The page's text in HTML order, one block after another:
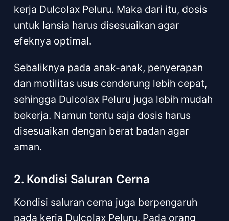
kerja Dulcolax Peluru. Maka dari itu, dosis
untuk lansia harus disesuaikan agar
efeknya optimal.
Sebaliknya pada anak-anak, penyerapan
dan motilitas usus cenderung lebih cepat,
sehingga Dulcolax Peluru juga lebih mudah
bekerja. Namun tentu saja dosis harus
disesuaikan dengan berat badan agar
aman.
2. Kondisi Saluran Cerna
Kondisi saluran cerna juga berpengaruh
pada kerja Dulcolax Peluru. Pada orang